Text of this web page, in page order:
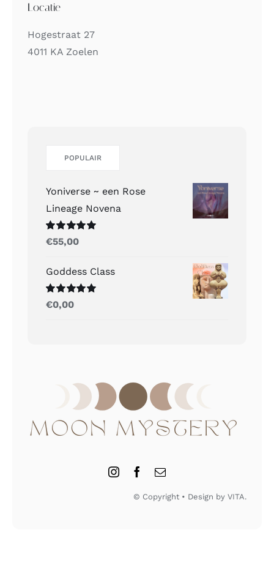
Locatie
Hogestraat 27
4011 KA Zoelen
POPULAIR
Yoniverse ~ een Rose
Lineage Novena
Gewaardeerd
uit 5
€55,00
Goddess Class
Gewaardeerd
5.00
€0,00
© Copyright • Design by VITA.